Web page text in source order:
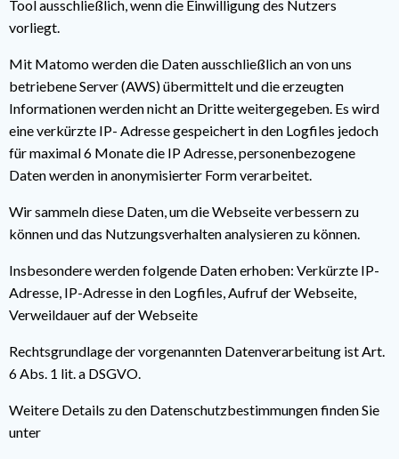
Tool ausschließlich, wenn die Einwilligung des Nutzers
vorliegt.
Mit Matomo werden die Daten ausschließlich an von uns
betriebene Server (AWS) übermittelt und die erzeugten
Informationen werden nicht an Dritte weitergegeben. Es wird
eine verkürzte IP- Adresse gespeichert in den Logfiles jedoch
für maximal 6 Monate die IP Adresse, personenbezogene
Daten werden in anonymisierter Form verarbeitet.
Wir sammeln diese Daten, um die Webseite verbessern zu
können und das Nutzungsverhalten analysieren zu können.
Insbesondere werden folgende Daten erhoben: Verkürzte IP-
Adresse, IP-Adresse in den Logfiles, Aufruf der Webseite,
Verweildauer auf der Webseite
Rechtsgrundlage der vorgenannten Datenverarbeitung ist Art.
6 Abs. 1 lit. a DSGVO.
Weitere Details zu den Datenschutzbestimmungen finden Sie
unter